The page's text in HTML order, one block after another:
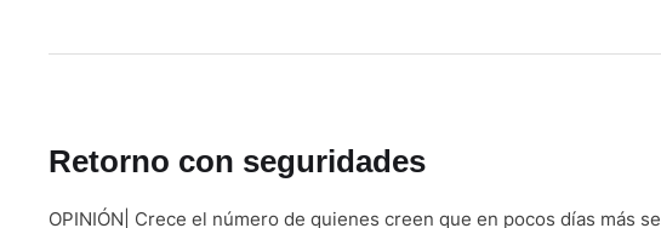
Retorno con seguridades
OPINIÓN| Crece el número de quienes creen que en pocos días más se